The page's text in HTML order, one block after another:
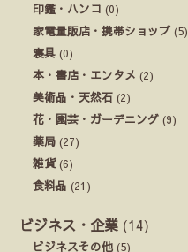
印鑑・ハンコ (0)
家電量販店・携帯ショップ (5)
寝具 (0)
本・書店・エンタメ (2)
美術品・天然石 (2)
花・園芸・ガーデニング (9)
薬局 (27)
雑貨(6)
食料品 (21)
ビジネス・企業 (14)
ビジネスその他 (5)